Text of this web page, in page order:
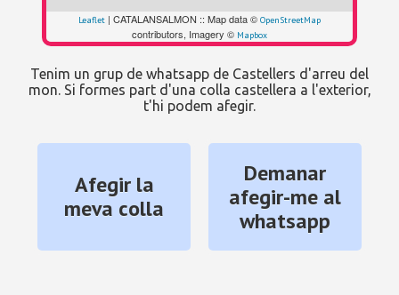
Leaflet | CATALANSALMON :: Map data © OpenStreetMap
contributors, Imagery © Mapbox
Tenim un grup de whatsapp de Castellers d'arreu del
mon. Si formes part d'una colla castellera a l'exterior,
t'hi podem afegir.
Afegir la
meva colla
Demanar
afegir-me al
whatsapp